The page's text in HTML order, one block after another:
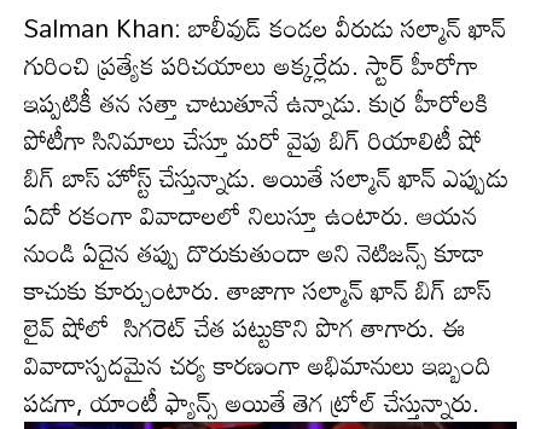
Salman Khan: బాలీవుడ్ కండ‌ల వీరుడు స‌ల్మాన్ ఖాన్
గురించి ప్ర‌త్యేక ప‌రిచ‌యాలు అక్క‌ర్లేదు. స్టార్ హీరోగా
ఇప్ప‌టికీ త‌న స‌త్తా చాటుతూనే ఉన్నాడు. కుర్ర హీరోల‌కి
పోటీగా సినిమాలు చేస్తూ మ‌రో వైపు బిగ్ రియాలిటీ షో
బిగ్ బాస్ హోస్ట్ చేస్తున్నాడు. అయితే స‌ల్మాన్ ఖాన్ ఎప్పుడు
ఏదో ర‌కంగా వివాదాల‌లో నిలుస్తూ ఉంటారు. ఆయన
నుండి ఏదైన త‌ప్పు దొరుకుతుందా అని నెటిజ‌న్స్ కూడా
కాచుకు కూర్చుంటారు. తాజాగా స‌ల్మాన్ ఖాన్ బిగ్ బాస్
లైవ్ షోలో సిగ‌రెట్ చేత ప‌ట్టుకొని పొగ తాగారు. ఈ
వివాదాస్ప‌ద‌మైన చ‌ర్య కార‌ణంగా అభిమానులు ఇబ్బంది
ప‌డ‌గా, యాంటీ ఫ్యాన్స్ అయితే తెగ ట్రోల్ చేస్తున్నారు.